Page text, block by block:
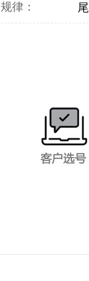
规律：